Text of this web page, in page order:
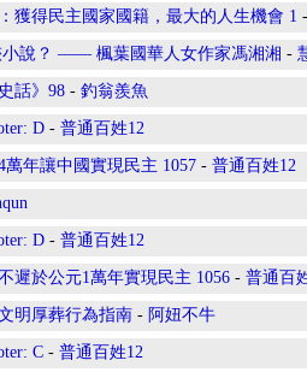
獲得民主國家國籍，最大的人生機會 1
小說？ —— 楓葉國華人女作家馮湘湘 -
話》98 - 釣翁羨魚
D - 普通百姓12
年讓中國實現民主 1057 - 普通百姓12
D - 普通百姓12
遲於公元1萬年實現民主 1056 - 普通百
明厚葬行為指南 - 阿妞不牛
C - 普通百姓12